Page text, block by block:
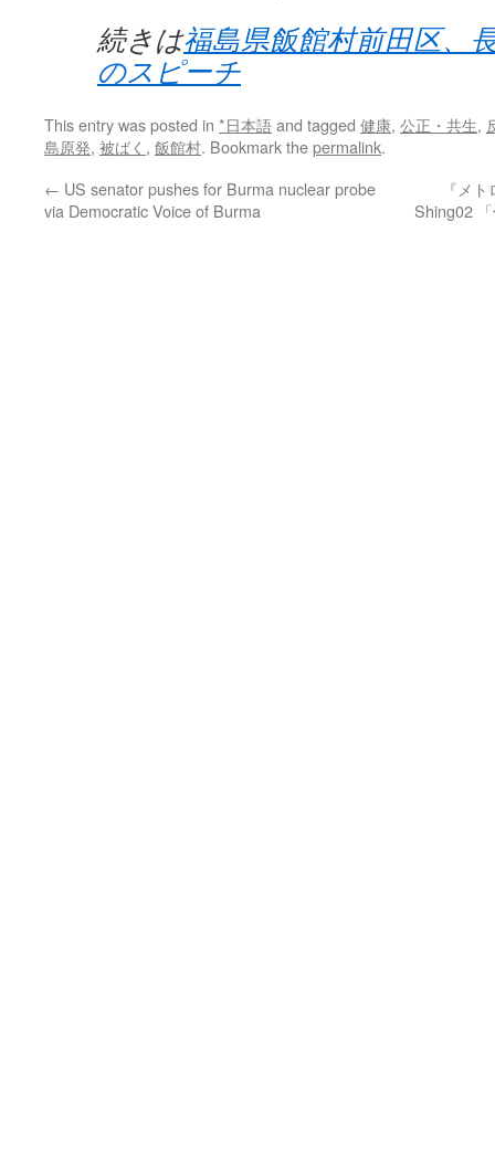
続きは福島県飯館村前田区、
のスピーチ
This entry was posted in *日本語and tagged 健康, 公正・共生,
島原発, 被ばく , 飯館村. Bookmark thepermalink.
← US senator pushes for Burma nuclear probe
via Democratic Voice of Burma
『メ
Shing02